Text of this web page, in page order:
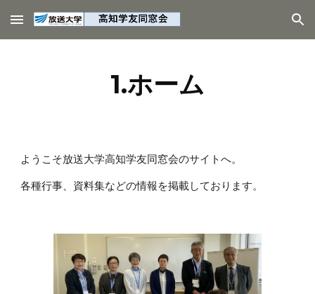
Skip to main content Skip to navigation
1.ホーム
ようこそ放送大学高知学友同窓会のサイトへ。
各種行事、資料集などの情報を掲載しております。